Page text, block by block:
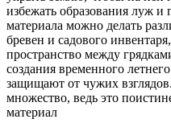
избежать образования луж и
материала можно делать
бревен и садового
пространство между
создания временного
защищают от чужих
множество, ведь это
материал